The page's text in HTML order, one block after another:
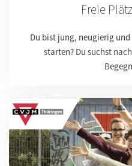
Freie
Du bist jung, neugierig
starten? Du suchst